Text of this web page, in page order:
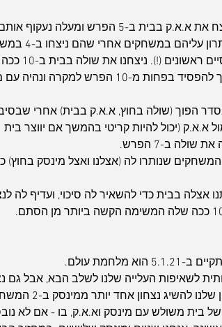
לנו נשאר א.א.ק בבית ושולה בחוץ. אם ננצח את א.א.ק בבית ב-5 הפרש ומעלה נעקוף
במאבק הישיר מולם (נהיה במאזן זהה + יתרון
הראשון) ככה שיהיה לנו אפשרות אפילו
אם לא ננצח בצרפת במחזור האחרון, צריך להפסיד בפחות מ-10 הפרש למקרה
הפוך (שולה בחוץ, א.א.ק בבית) אחרי
בהפרש גבוה של 26 נק' מול א.א.ק (יכול להיות קריטי בהמשך אם יווצר בית
ב-7 הפרש.
א.א.ק צריכה עקרונית עוד נצחון אחד מ-2 המשחקים שנותרו לה (אצלנו ואצל מינסק בחוץ)
אצלה בבית כדי להשאיר לה סיכוי, ועדיף לה
עולם.
משמעותית לשאיפות העלייה שלנו לשלב הבא, אבל גם
בנקודה בלבד יכול להתברר כקריטי בניסיון שלנו
בית משולש עם מינסק וא.א.ק, בו - אם לא